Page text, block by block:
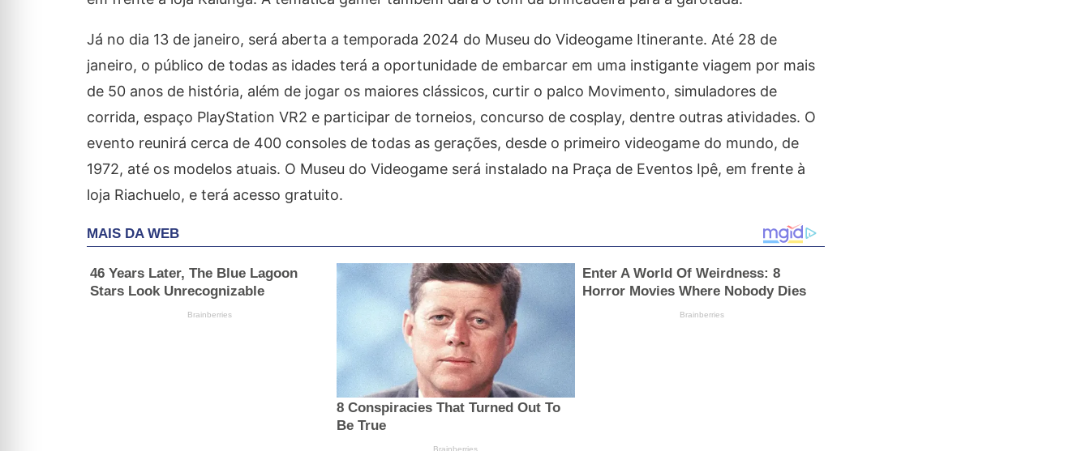
Já no dia 13 de janeiro, será aberta a temporada 2024 do Museu do Videogame Itinerante. Até 28 de
janeiro, o público de todas as idades terá a oportunidade de embarcar em uma instigante viagem por mais
de 50 anos de história, além de jogar os maiores clássicos, curtir o palco Movimento, simuladores de
corrida, espaço PlayStation VR2 e participar de torneios, concurso de cosplay, dentre outras atividades. O
evento reunirá cerca de 400 consoles de todas as gerações, desde o primeiro videogame do mundo, de
1972, até os modelos atuais. O Museu do Videogame será instalado na Praça de Eventos Ipê, em frente à
loja Riachuelo, e terá acesso gratuito.